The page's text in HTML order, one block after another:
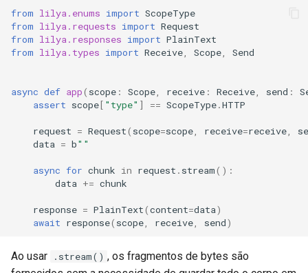
from lilya.enums import ScopeType
from lilya.requests import Request
from lilya.responses import PlainText
from lilya.types import Receive Scope Send
async def app( scope : Scope receive : Receive send :
assert scope[ "type" ] == ScopeType.HTTP
request = Request( scope=scope receive=receive
data = b""
async for chunk in request . stream():
data += chunk
response = PlainText(content=data)
await response( scope receive send)
Ao usar .stream() , os fragmentos de bytes são